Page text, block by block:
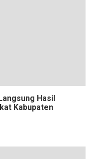
Hasil
Kabupaten